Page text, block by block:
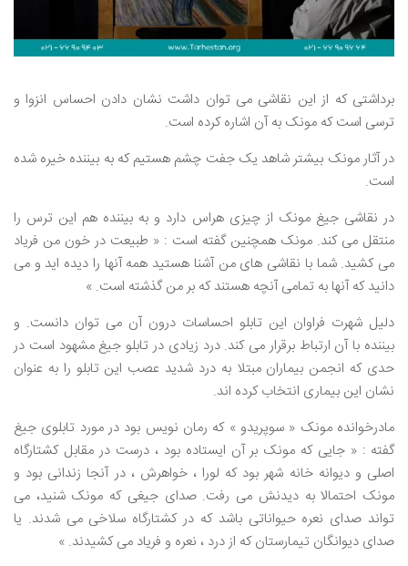
برداشتی که از این نقاشی می توان داشت نشان دادن احساس انزوا و
ترسی است که مونک به آن اشاره کرده است.
در آثار مونک بیشتر شاهد یک جفت چشم هستیم که به بیننده خیره شده
است.
در نقاشی جیغ مونک از چیزی هراس دارد و به بیننده هم این ترس را
منتقل می کند. مونک همچنین گفته است : « طبیعت در خون من فریاد
می کشید. شما با نقاشی های من آشنا هستید همه آنها را دیده اید و می
دانید که آنها به تمامی آنچه هستند که بر من گذشته است. »
دلیل شهرت فراوان این تابلو احساسات درون آن می توان دانست. و
بیننده با آن ارتباط برقرار می کند. درد زیادی در تابلو جیغ مشهود است در
حدی که انجمن بیماران مبتلا به درد شدید عصب این تابلو را به عنوان
نشان این بیماری انتخاب کرده اند.
مادرخوانده مونک « سوپریدو » که رمان نویس بود در مورد تابلوی جیغ
گفته : « جایی که مونک بر آن ایستاده بود ، درست در مقابل کشتارگاه
اصلی و دیوانه خانه شهر بود که لورا ، خواهرش ، در آنجا زندانی بود و
مونک احتمالا به دیدنش می رفت. صدای جیغی که مونک شنید، می
تواند صدای نعره حیواناتی باشد که در کشتارگاه سلاخی می شدند. یا
صدای دیوانگان تیمارستان که از درد ، نعره و فریاد می کشیدند. »